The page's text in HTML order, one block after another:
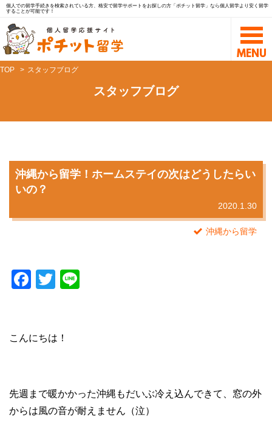
個人での留学手続きを検索されている方、格安で留学サポートをお探しの方「ポチット留学」なら個人留学より安く留学
することが可能です！
TOP スタッフブログ
スタッフブログ
沖縄から留学！ホームステイの次はどうしたらい
いの？
2020.1.30
沖縄から留学
F
e
o
k
T
er
こんにちは！
先週まで暖かかった沖縄もだいぶ冷え込んできて、窓の外
からは風の音が耐えません（泣）